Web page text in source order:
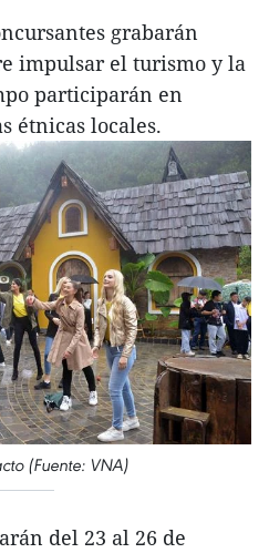
grabarán
impulsar el turismo y la
participarán en
étnicas locales.
(Fuente: VNA)
del 23 al 26 de